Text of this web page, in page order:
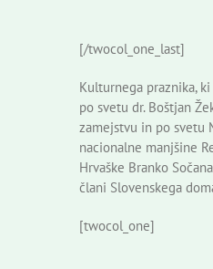
[/twocol_one_last]
Kulturnega praznika,
po svetu dr. Boštjan
zamejstvu in po svetu
nacionalne manjšine
Hrvaške Branko
člani Slovenskega
[twocol_one]